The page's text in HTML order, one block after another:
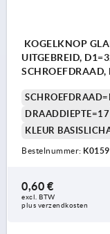
KOGELKNOP
UITGEBREID,
DRAADDIEPTE=17
KLEUR
Bestelnummer:
0,60 €
excl. BTW
plus verzendkosten